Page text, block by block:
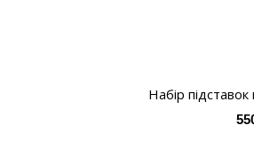
Набір